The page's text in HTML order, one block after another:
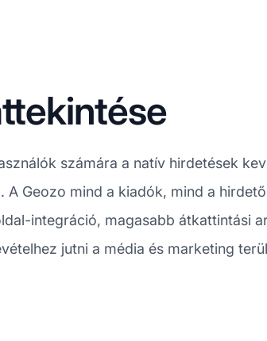
számára a natív hirdetések
Geozo mind a kiadók, mind a
integráció, magasabb átkattintási
jutni a média és marketing